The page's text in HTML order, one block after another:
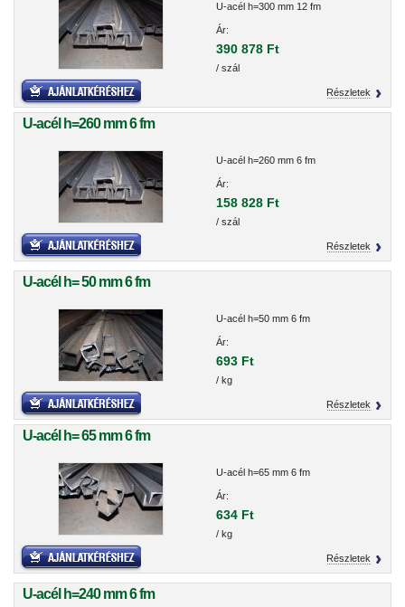
U-acél h=300 mm 12 fm
Ár:
390 878 Ft
/ szál
Részletek
U-acél h=260 mm 6 fm
U-acél h=260 mm 6 fm
Ár:
158 828 Ft
/ szál
Részletek
U-acél h= 50 mm 6 fm
U-acél h=50 mm 6 fm
Ár:
693 Ft
/ kg
Részletek
U-acél h= 65 mm 6 fm
U-acél h=65 mm 6 fm
Ár:
634 Ft
/ kg
Részletek
U-acél h=240 mm 6 fm